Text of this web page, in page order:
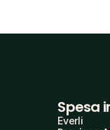
Spesa
Everli